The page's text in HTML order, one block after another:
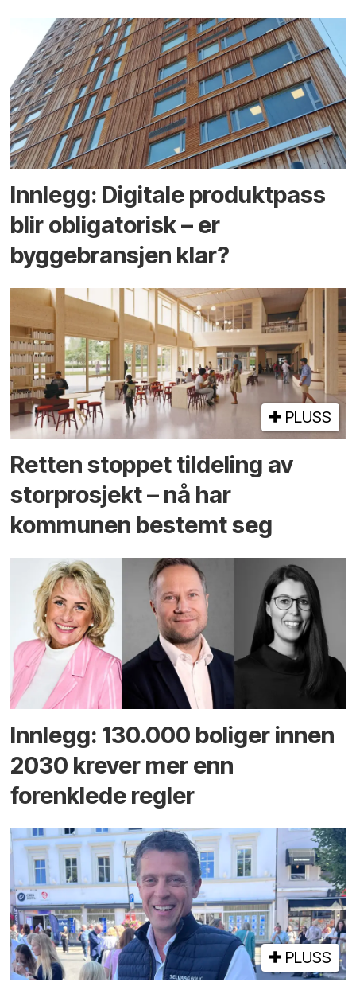
Innlegg: Digitale produktpass
blir obligatorisk – er
byggebransjen klar?
PLUSS
Retten stoppet tildeling av
storprosjekt – nå har
kommunen bestemt seg
Innlegg: 130.000 boliger innen
2030 krever mer enn
forenklede regler
PLUSS